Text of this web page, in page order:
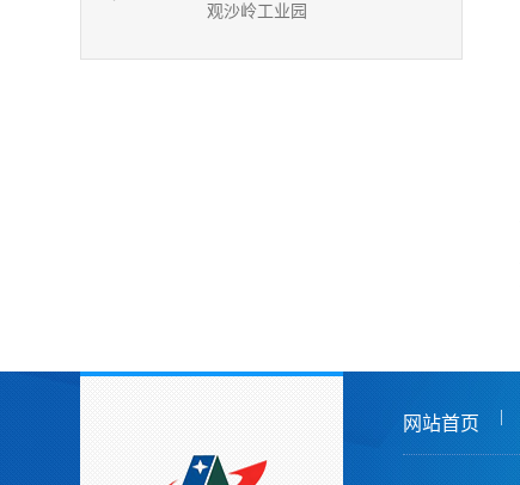
观沙岭工业园
网站首页